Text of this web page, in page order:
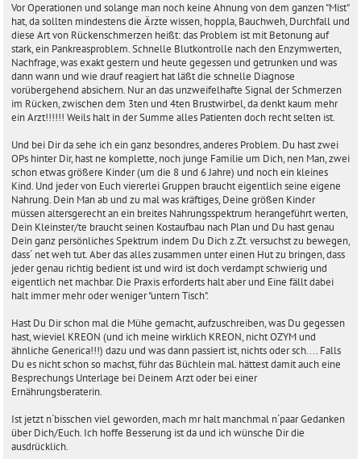
Vor Operationen und solange man noch keine Ahnung von dem ganzen "Mist"
hat, da sollten mindestens die Ärzte wissen, hoppla, Bauchweh, Durchfall und
diese Art von Rückenschmerzen heißt: das Problem ist mit Betonung auf
stark, ein Pankreasproblem. Schnelle Blutkontrolle nach den Enzymwerten,
Nachfrage, was exakt gestern und heute gegessen und getrunken und was
dann wann und wie drauf reagiert hat läßt die schnelle Diagnose
vorübergehend absichern. Nur an das unzweifelhafte Signal der Schmerzen
im Rücken, zwischen dem 3ten und 4ten Brustwirbel, da denkt kaum mehr
ein Arzt!!!!!! Weils halt in der Summe alles Patienten doch recht selten ist.
Und bei Dir da sehe ich ein ganz besondres, anderes Problem. Du hast zwei
OPs hinter Dir, hast ne komplette, noch junge Familie um Dich, nen Man, zwei
schon etwas größere Kinder (um die 8 und 6 Jahre) und noch ein kleines
Kind. Und jeder von Euch viererlei Gruppen braucht eigentlich seine eigene
Nahrung. Dein Man ab und zu mal was kräftiges, Deine größen Kinder
müssen altersgerecht an ein breites Nahrungsspektrum herangeführt werten,
Dein Kleinster/te braucht seinen Kostaufbau nach Plan und Du hast genau
Dein ganz persönliches Spektrum indem Du Dich z.Zt. versuchst zu bewegen,
dass´ net weh tut. Aber das alles zusammen unter einen Hut zu bringen, dass
jeder genau richtig bedient ist und wird ist doch verdampt schwierig und
eigentlich net machbar. Die Praxis erforderts halt aber und Eine fällt dabei
halt immer mehr oder weniger "untern Tisch".
Hast Du Dir schon mal die Mühe gemacht, aufzuschreiben, was Du gegessen
hast, wieviel KREON (und ich meine wirklich KREON, nicht OZYM und
ähnliche Generica!!!) dazu und was dann passiert ist, nichts oder sch.... Falls
Du es nicht schon so machst, führ das Büchlein mal. hättest damit auch eine
Besprechungs Unterlage bei Deinem Arzt oder bei einer
Ernährungsberaterin.
Ist jetzt n´bisschen viel geworden, mach mr halt manchmal n´paar Gedanken
über Dich/Euch. Ich hoffe Besserung ist da und ich wünsche Dir die
ausdrücklich.